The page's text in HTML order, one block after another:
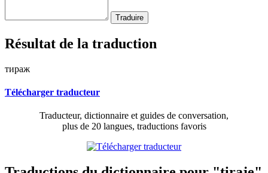
Résultat de la traduction
тираж
Télécharger traducteur
Traducteur, dictionnaire et guides de conversation,
plus de 20 langues, traductions favoris